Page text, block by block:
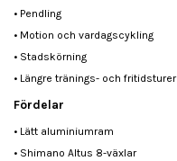
• Pendling
• Motion och vardagscykling
• Stadskörning
• Längre tränings- och fritidsturer
Fördelar
• Lätt aluminiumram
• Shimano Altus 8-växlar